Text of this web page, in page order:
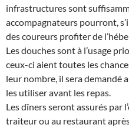
infrastructures sont
accompagnateurs pourront,
des coureurs profiter de
Les douches sont à l’usage
ceux-ci aient toutes les
leur nombre, il sera demandé
les utiliser avant les repas.
Les dîners seront assurés par
traiteur ou au restaurant